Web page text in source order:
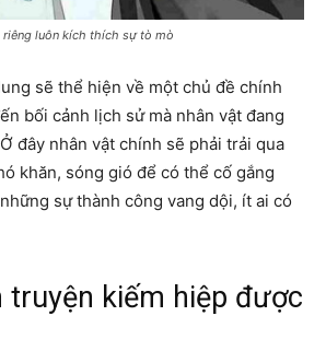
luôn kích thích sự tò mò
sẽ thể hiện về một chủ đề chính
bối cảnh lịch sử mà nhân vật đang
đây nhân vật chính sẽ phải trải qua
khăn, sóng gió để có thể cố gắng
sự thành công vang dội, ít ai có
truyện kiếm hiệp được